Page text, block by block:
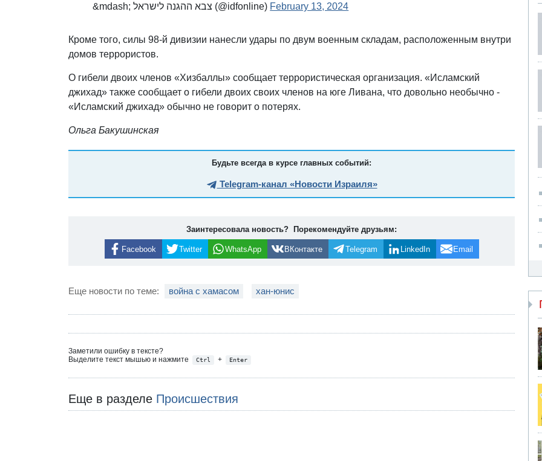
&mdash; צבא ההגנה לישראל (@idfonline) February 13, 2024
Кроме того, силы 98-й дивизии нанесли удары по двум военным складам, расположенным внутри
домов террористов.
О гибели двоих членов «Хизбаллы» сообщает террористическая организация. «Исламский
джихад» также сообщает о гибели двоих своих членов на юге Ливана, что довольно необычно -
«Исламский джихад» обычно не говорит о потерях.
Ольга Бакушинская
Будьте всегда в курсе главных событий:
Telegram-канал «Новости Израиля»
Заинтересовала новость? Порекомендуйте друзьям:
Facebook Twitter WhatsApp ВКонтакте Telegram LinkedIn Email
Еще новости по теме: война с хамасом хан-юнис
Заметили ошибку в тексте?
Выделите текст мышью и нажмите
Ctrl + Enter
Еще в разделе Происшествия